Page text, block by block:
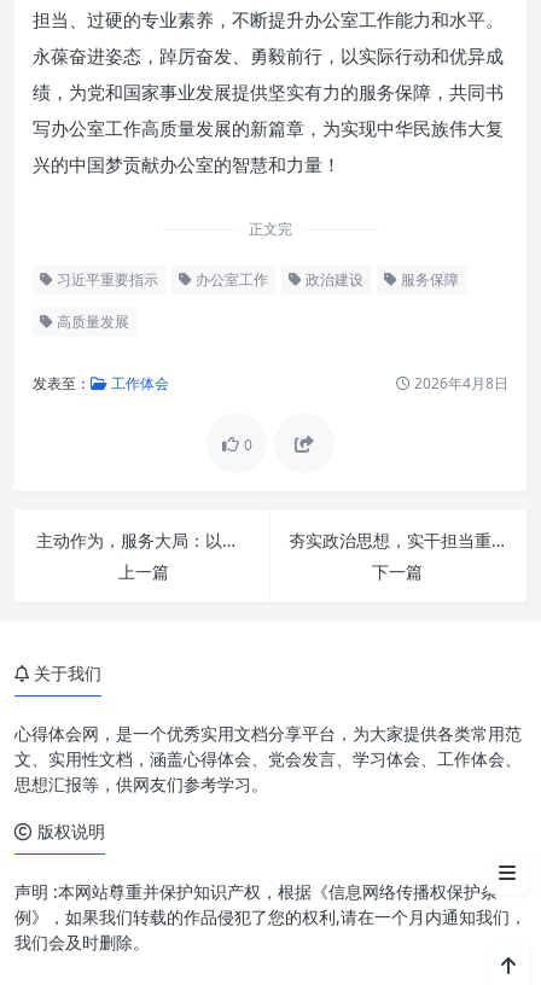
担当、过硬的专业素养，不断提升办公室工作能力和水平。
永葆奋进姿态，踔厉奋发、勇毅前行，以实际行动和优异成
绩，为党和国家事业发展提供坚实有力的服务保障，共同书
写办公室工作高质量发展的新篇章，为实现中华民族伟大复
兴的中国梦贡献办公室的智慧和力量！
正文完
习近平重要指示 办公室工作 政治建设 服务保障
高质量发展
发表至： 工作体会 2026年4月8日
0
主动作为，服务大局：以信息化赋能办公厅工作现代化
上一篇
夯实政治思想，实干担当重效率：新时代高质量发展的核心引擎
下一篇
深刻领会核心要义：把握习近平
总书记重要指示的精神实质
创新驱动引领：开创办公室工作
新局面
关于我们
心得体会网，是一个优秀实用文档分享平台，为大家提供各类常用范
文、实用性文档，涵盖心得体会、党会发言、学习体会、工作体会、
思想汇报等，供网友们参考学习。
版权说明
声明 :本网站尊重并保护知识产权，根据《信息网络传播权保护条
例》，如果我们转载的作品侵犯了您的权利,请在一个月内通知我们，
我们会及时删除。